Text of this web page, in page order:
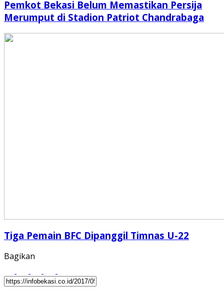
Pemkot Bekasi Belum Memastikan Persija
Merumput di Stadion Patriot Chandrabaga
Tiga Pemain BFC Dipanggil Timnas U-22
Bagikan